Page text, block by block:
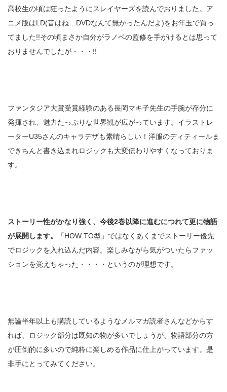
高校生の頃は狂ったようにスレイヤーズを読んでおりました。ア
ニメ版はLD(昔はね…DVDなんて無かったんだよ)をお年玉で買っ
てました!!その頃まさか自分がラノベの監修を手がけるとは思って
おりませんでしたが・・・!!
ファンタジア大賞受賞経験のある長岡マキ子先生の手腕が存分に
発揮され、魅力たっぷりな世界観が広がっています。イラストレ
ーターU35さんのキャラデザも素晴らしい！洋服のディティールま
できちんと書き込まれロジックも大変伝わりやすくなっておりま
す。
ストーリー性がかなり強く、今後2巻以降に進むにつれて更に物語
が展開します。
「HOW TO型」ではなくあくまでストーリー優先
でロジックを入れ込んだ内容。楽しみながら気がついたらファッ
ションを覚えちゃった・・・・というのが理想です。
無論半年以上も購読しているようなメルマガ読者さんなどからす
れば、ロジック部分は既知の物が多いでしょうが、物語部分の方
が圧倒的に多いので純粋に楽しめる作品に仕上がっています。是
非手にとってみてください。